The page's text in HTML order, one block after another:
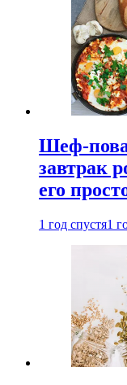
Шеф-
завтрак
его
1 год спустя1